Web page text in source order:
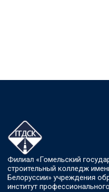
Филиал «Гомельский
строительный колледж
Белоруссии» учреждения
институт